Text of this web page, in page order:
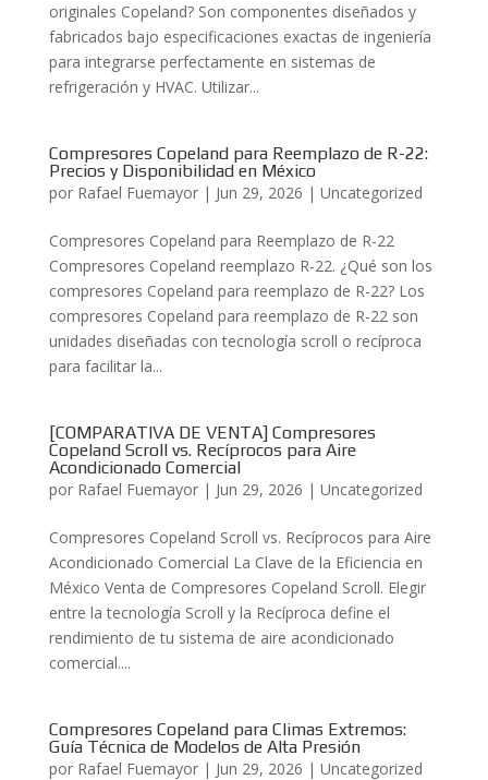
originales Copeland? Son componentes diseñados y
fabricados bajo especificaciones exactas de ingeniería
para integrarse perfectamente en sistemas de
refrigeración y HVAC. Utilizar...
Compresores Copeland para Reemplazo de R-22:
Precios y Disponibilidad en México
por Rafael Fuemayor| Jun 29, 2026 | Uncategorized
Compresores Copeland para Reemplazo de R-22
Compresores Copeland reemplazo R-22. ¿Qué son los
compresores Copeland para reemplazo de R-22? Los
compresores Copeland para reemplazo de R-22 son
unidades diseñadas con tecnología scroll o recíproca
para facilitar la...
[COMPARATIVA DE VENTA] Compresores
Copeland Scroll vs. Recíprocos para Aire
Acondicionado Comercial
por Rafael Fuemayor| Jun 29, 2026 | Uncategorized
Compresores Copeland Scroll vs. Recíprocos para Aire
Acondicionado Comercial La Clave de la Eficiencia en
México Venta de Compresores Copeland Scroll. Elegir
entre la tecnología Scroll y la Recíproca define el
rendimiento de tu sistema de aire acondicionado
comercial....
Compresores Copeland para Climas Extremos:
Guía Técnica de Modelos de Alta Presión
por Rafael Fuemayor| Jun 29, 2026 | Uncategorized